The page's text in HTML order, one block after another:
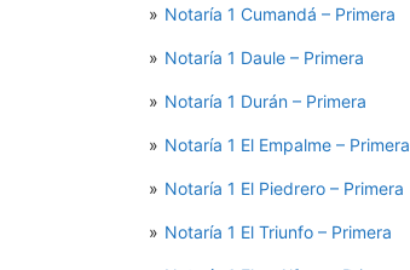
Notaría 1 Cumandá – Primera
Notaría 1 Daule – Primera
Notaría 1 Durán – Primera
Notaría 1 El Empalme – Primera
Notaría 1 El Piedrero – Primera
Notaría 1 El Triunfo – Primera